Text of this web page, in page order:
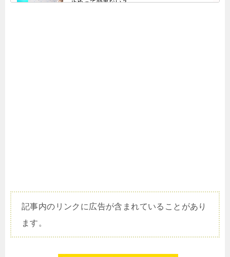
止めって効果ない？
記事内のリンクに広告が含まれていることがあり
ます。